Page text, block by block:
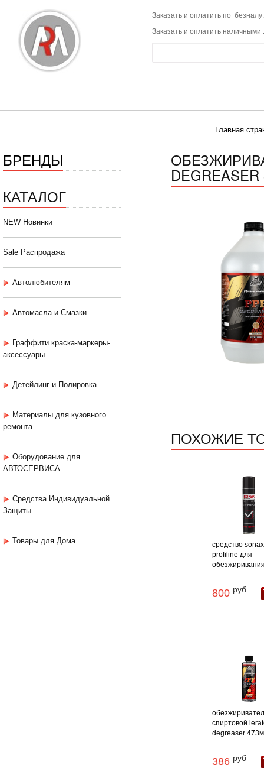
Заказать и оплатить по
Заказать и оплатить наличными
Главная
БРЕНДЫ
КАТАЛОГ
NEW Новинки
Sale Распродажа
Автолюбителям
Автомасла и Смазки
Граффити краска-маркеры-
аксессуары
Детейлинг и Полировка
Материалы для кузовного
ремонта
Оборудование для
АВТОСЕРВИСА
Средства Индивидуальной
Защиты
Товары для Дома
ПОХОЖИЕ
средство sonax
profiline для
800 руб
спиртовой
degreaser
386 руб